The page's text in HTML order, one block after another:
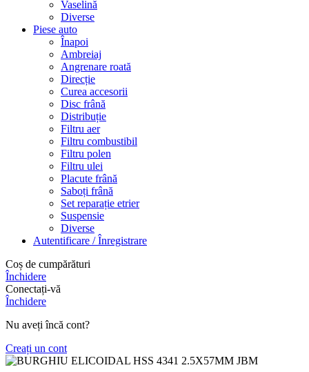
Vaselină
Diverse
Piese auto
Înapoi
Ambreiaj
Angrenare roată
Direcție
Curea accesorii
Disc frână
Distribuție
Filtru aer
Filtru combustibil
Filtru polen
Filtru ulei
Placute frână
Saboți frână
Set reparație etrier
Suspensie
Diverse
Autentificare / Înregistrare
Coș de cumpărături
Închidere
Conectați-vă
Închidere
Nu aveți încă cont?
Creați un cont